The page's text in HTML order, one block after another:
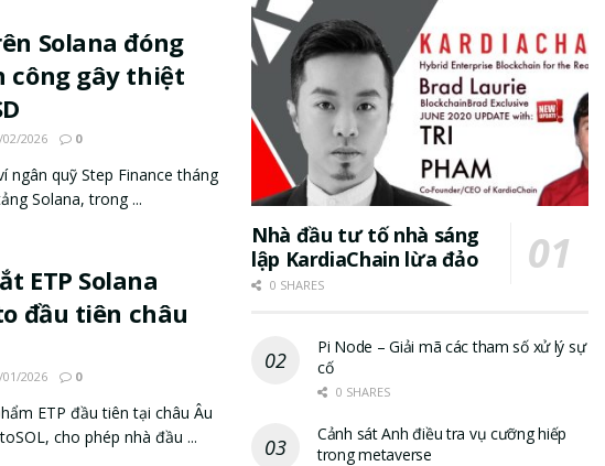
Solana đóng
công gây thiệt
2026 0
ngân quỹ Step Finance tháng
Solana, trong ...
ETP Solana
đầu tiên châu
2026 0
ETP đầu tiên tại châu Âu
cho phép nhà đầu ...
Nhà đầu tư tố nhà sáng
lập KardiaChain lừa đảo
0 SHARES
Pi Node – Giải mã các tham số xử lý sự
cố
0 SHARES
Cảnh sát Anh điều tra vụ cưỡng hiếp
trong metaverse